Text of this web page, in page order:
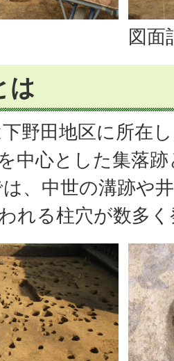
図面
は
野田地区に所在
中心とした集落
、中世の溝跡や
れる柱穴が数多